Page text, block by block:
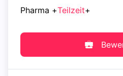
Pharma +Teilzeit+